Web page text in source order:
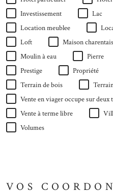
Investissement
Lac
Location meublee
Loft
Maison
Moulin à eau
Pierre
Prestige
Propriété
Terrain de bois
Vente en viager occupe sur deux
Vente à terme libre
Volumes
VOS